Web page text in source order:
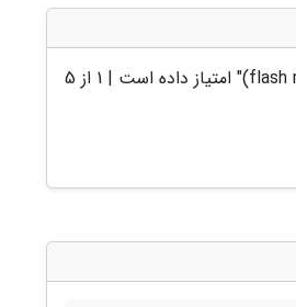
" امتیاز داده است | 1 از 5